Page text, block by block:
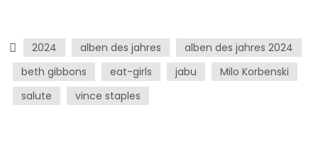
2024 alben des jahres
alben des jahres 2024
beth gibbons
eat-girls jabu
Milo Korbenski
salute
vince staples